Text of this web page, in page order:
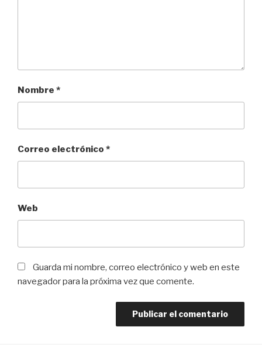
Nombre *
Correo electrónico *
Web
Guarda mi nombre, correo electrónico y web en este
navegador para la próxima vez que comente.